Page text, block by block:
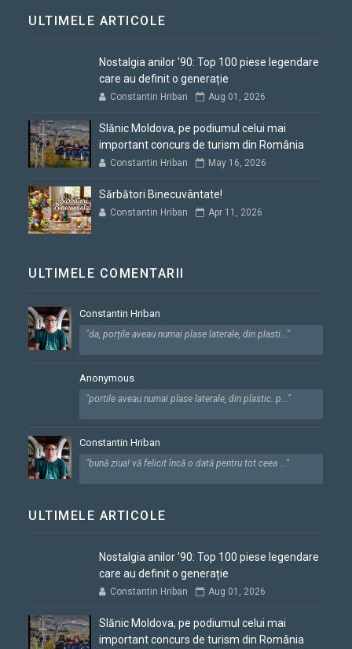
ULTIMELE ARTICOLE
Nostalgia anilor '90: Top 100 piese legendare
care au definit o generație
Constantin Hriban Aug 01, 2026
Slănic Moldova, pe podiumul celui mai
important concurs de turism din România
Constantin Hriban May 16, 2026
Sărbători Binecuvântate!
Constantin Hriban Apr 11, 2026
ULTIMELE COMENTARII
Constantin Hriban
"da, porțile aveau numai plase laterale, din plasti..."
Anonymous
"portile aveau numai plase laterale, din plastic. p..."
Constantin Hriban
"bună ziua! vă felicit încă o dată pentru tot ceea ..."
ULTIMELE ARTICOLE
Nostalgia anilor '90: Top 100 piese legendare
care au definit o generație
Constantin Hriban Aug 01, 2026
Slănic Moldova, pe podiumul celui mai
important concurs de turism din România